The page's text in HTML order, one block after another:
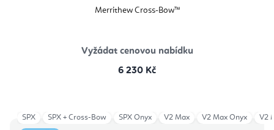
Merrithew Cross-Bow™
Vyžádat cenovou nabídku
6 230 Kč
SPX SPX + Cross-Bow SPX Onyx V2 Max V2 Max Onyx V2